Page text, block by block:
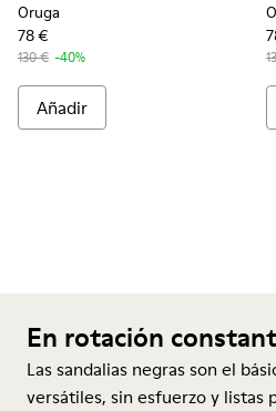
Oruga
78 €
130 € -40%
Añadir
En rotación
Las sandalias negras son el
versátiles, sin esfuerzo y listas